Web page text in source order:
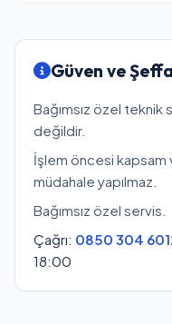
Güven ve
Bağımsız özel
değildir.
İşlem öncesi kapsam
müdahale yapılmaz.
Bağımsız özel servis.
Çağrı: 0850 304
18:00